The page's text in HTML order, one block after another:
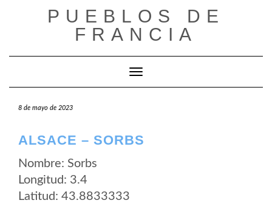
PUEBLOS DE
FRANCIA
Cambiar modo de navegación
8 de mayo de 2023
ALSACE – SORBS
Nombre: Sorbs
Longitud: 3.4
Latitud: 43.8833333